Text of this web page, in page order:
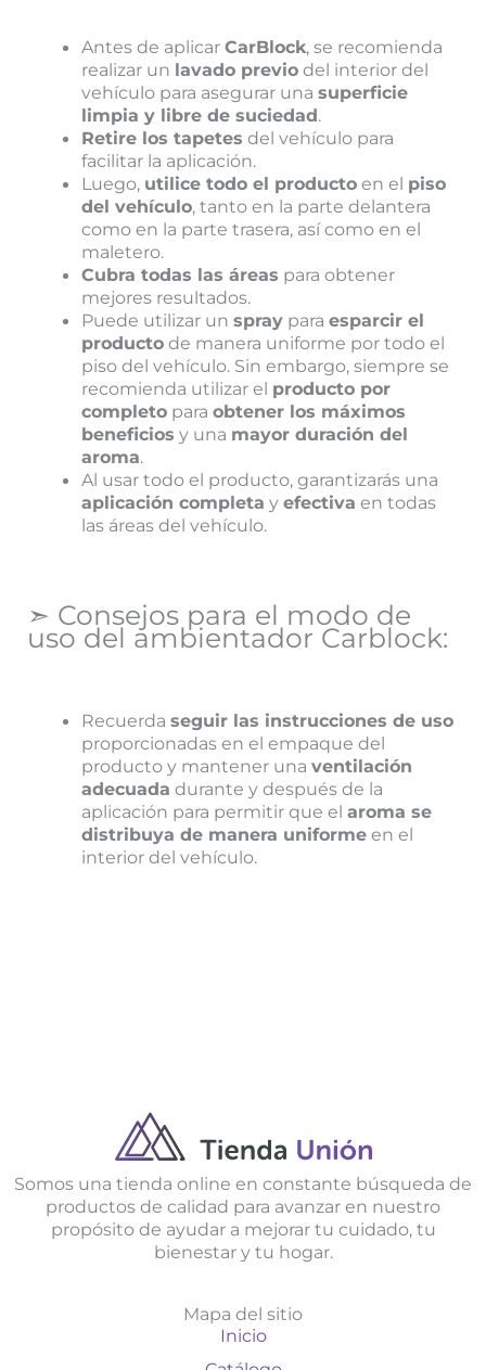
Antes de aplicar CarBlock, se recomienda
realizar un lavado previodel interior del
vehículo para asegurar una superficie
limpia y libre de suciedad.
Retire los tapetes del vehículo para
facilitar la aplicación.
Luego, utilice todo el productoen el piso
del vehículo, tanto en la parte delantera
como en la parte trasera, así como en el
maletero.
Cubra todas las áreas para obtener
mejores resultados.
Puede utilizar un spraypara esparcir el
productode manera uniforme por todo el
piso del vehículo. Sin embargo, siempre se
recomienda utilizar el producto por
completopara obtener los máximos
beneficios y una mayor duración del
aroma.
Al usar todo el producto, garantizarás una
aplicación completa y efectiva en todas
las áreas del vehículo.
➣ Consejos para el modo de
uso del ambientador Carblock:
Recuerda seguir las instrucciones de uso
proporcionadas en el empaque del
producto y mantener una ventilación
adecuada durante y después de la
aplicación para permitir que el aroma se
distribuya de manera uniformeen el
interior del vehículo.
Somos una tienda online en constante búsqueda de
productos de calidad para avanzar en nuestro
propósito de ayudar a mejorar tu cuidado, tu
bienestar y tu hogar.
Mapa del sitio
Inicio